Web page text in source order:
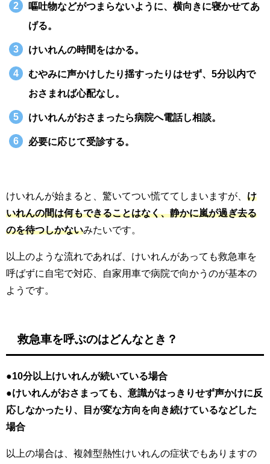
嘔吐物などがつまらないように、横向きに寝かせてあ
げる。
けいれんの時間をはかる。
むやみに声かけしたり揺すったりはせず、5分以内で
おさまれば心配なし。
けいれんがおさまったら病院へ電話し相談。
必要に応じて受診する。
けいれんが始まると、驚いてつい慌ててしまいますが、 け
いれんの間は何もできることはなく、静かに嵐が過ぎ去る
のを待つしかないみたいです。
以上のような流れであれば、けいれんがあっても救急車を
呼ばずに自宅で対応、自家用車で病院で向かうのが基本の
ようです。
救急車を呼ぶのはどんなとき？
●10分以上けいれんが続いている場合
●けいれんがおさまっても、意識がはっきりせず声かけに反
応しなかったり、目が変な方向を向き続けているなどした
場合
以上の場合は、複雑型熱性けいれんの症状でもありますの